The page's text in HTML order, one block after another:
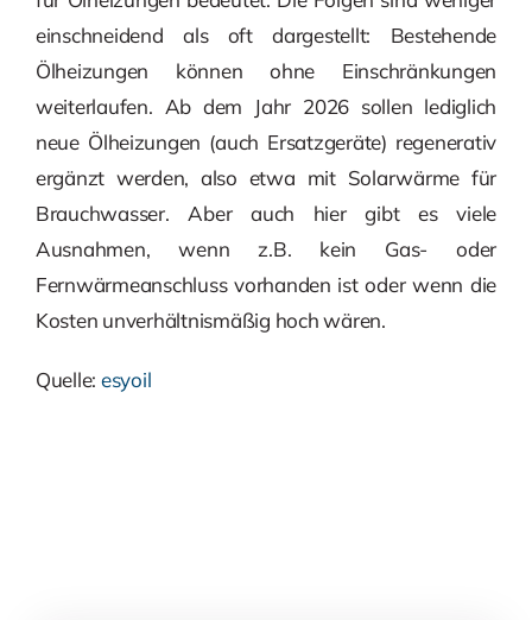
einschneidend als oft dargestellt: Bestehende
Ölheizungen können ohne Einschränkungen
weiterlaufen. Ab dem Jahr 2026 sollen lediglich
neue Ölheizungen (auch Ersatzgeräte) regenerativ
ergänzt werden, also etwa mit Solarwärme für
Brauchwasser. Aber auch hier gibt es viele
Ausnahmen, wenn z.B. kein Gas- oder
Fernwärmeanschluss vorhanden ist oder wenn die
Kosten unverhältnismäßig hoch wären.
Quelle: esyoil